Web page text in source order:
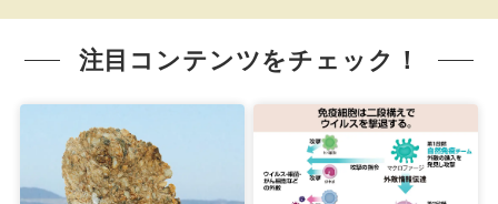
注目コンテンツをチェック！